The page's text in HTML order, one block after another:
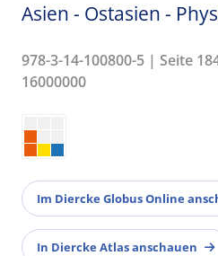
Asien - Ostasien -
978-3-14-100800-5 | Seite
16000000
Im Diercke Globus Online
In Diercke Atlas anschauen